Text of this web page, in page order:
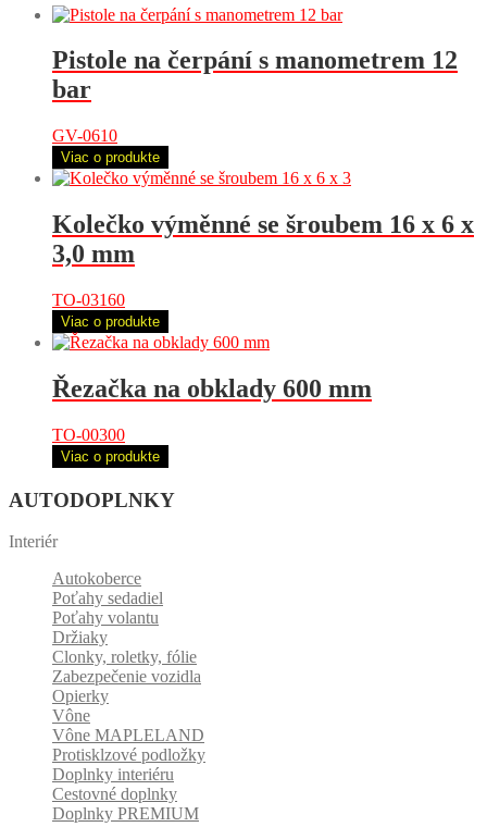
Pistole na čerpání s manometrem 12
bar
GV-0610
Viac o produkte
Kolečko výměnné se šroubem 16 x 6 x
3,0 mm
TO-03160
Viac o produkte
Řezačka na obklady 600 mm
TO-00300
Viac o produkte
AUTODOPLNKY
Interiér
Autokoberce
Poťahy sedadiel
Poťahy volantu
Držiaky
Clonky, roletky, fólie
Zabezpečenie vozidla
Opierky
Vône
Vône MAPLELAND
Protisklzové podložky
Doplnky interiéru
Cestovné doplnky
Doplnky PREMIUM